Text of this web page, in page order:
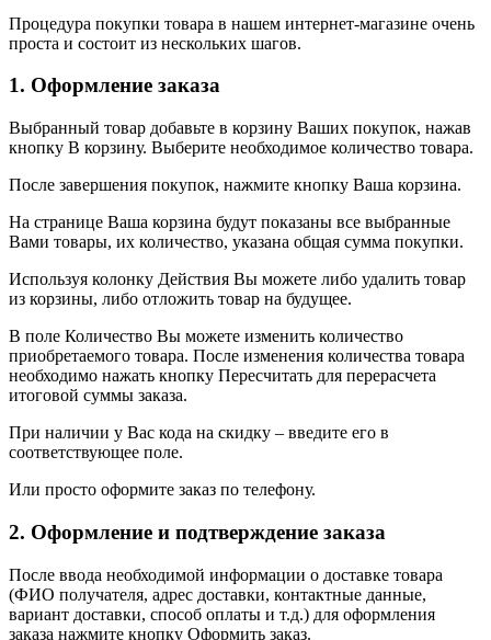
Процедура покупки товара в нашем интернет-магазине очень
проста и состоит из нескольких шагов.
1. Оформление заказа
Выбранный товар добавьте в корзину Ваших покупок, нажав
кнопку В корзину. Выберите необходимое количество товара.
После завершения покупок, нажмите кнопку Ваша корзина.
На странице Ваша корзина будут показаны все выбранные
Вами товары, их количество, указана общая сумма покупки.
Используя колонку Действия Вы можете либо удалить товар
из корзины, либо отложить товар на будущее.
В поле Количество Вы можете изменить количество
приобретаемого товара. После изменения количества товара
необходимо нажать кнопку Пересчитать для перерасчета
итоговой суммы заказа.
При наличии у Вас кода на скидку – введите его в
соответствующее поле.
Или просто оформите заказ по телефону.
2. Оформление и подтверждение заказа
После ввода необходимой информации о доставке товара
(ФИО получателя, адрес доставки, контактные данные,
вариант доставки, способ оплаты и т.д.) для оформления
заказа нажмите кнопку Оформить заказ.